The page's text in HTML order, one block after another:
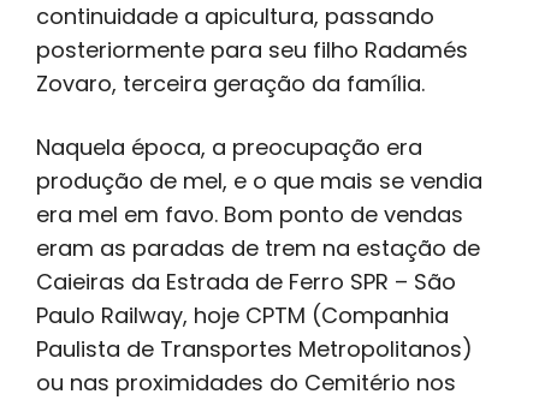
continuidade a apicultura, passando
posteriormente para seu filho Radamés
Zovaro, terceira geração da família.
Naquela época, a preocupação era
produção de mel, e o que mais se vendia
era mel em favo. Bom ponto de vendas
eram as paradas de trem na estação de
Caieiras da Estrada de Ferro SPR – São
Paulo Railway, hoje CPTM (Companhia
Paulista de Transportes Metropolitanos)
ou nas proximidades do Cemitério nos